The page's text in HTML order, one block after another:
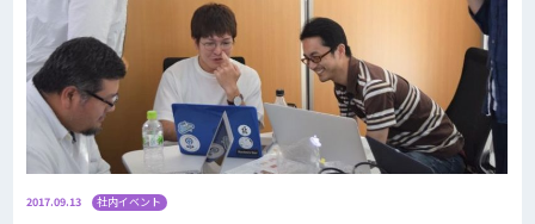
2017.09.13 社内イベント